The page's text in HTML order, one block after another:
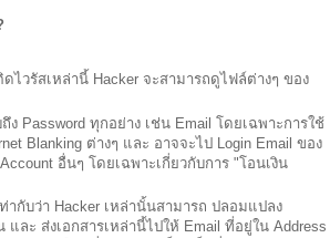
รัสเหล่านี้ Hacker จะสามารถดูไฟล์ต่างๆ ของ
Password ทุกอย่าง เช่น Email โดยเฉพาะการใช้
Blanking ต่างๆ และ อาจจะไป Login Email ของ
อื่นๆ โดยเฉพาะเกี่ยวกับการ "โอนเงิน
กับว่า Hacker เหล่านั้นสามารถ ปลอมแปลง
ะ ส่งเอกสารเหล่านี้ไปให้ Email ที่อยู่ใน Address